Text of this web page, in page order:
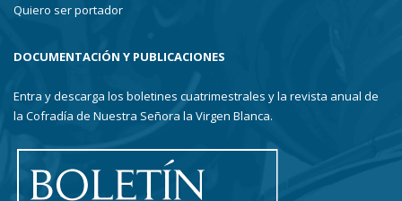
Quiero ser portador
DOCUMENTACIÓN Y PUBLICACIONES
Entra y descarga los boletines cuatrimestrales y la revista anual de
la Cofradía de Nuestra Señora la Virgen Blanca.